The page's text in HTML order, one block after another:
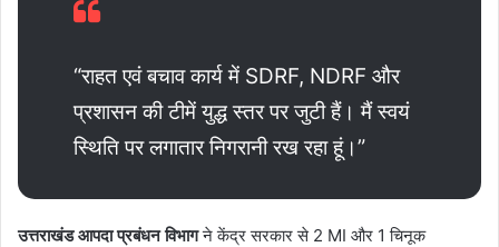
“राहत एवं बचाव कार्य में SDRF, NDRF और
प्रशासन की टीमें युद्ध स्तर पर जुटी हैं। मैं स्वयं
स्थिति पर लगातार निगरानी रख रहा हूं।”
उत्तराखंड आपदा प्रबंधन विभागने केंद्र सरकार से 2 MI और 1 चिनूक